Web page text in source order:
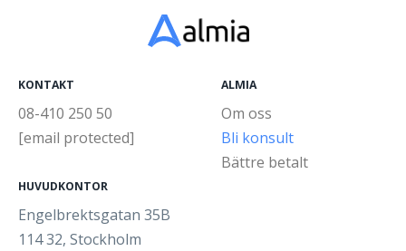
Läkare
KONTAKT
08-410 250 50
[email protected]
HUVUDKONTOR
Engelbrektsgatan 35B
114 32, Stockholm
ALMIA
Om oss
Bli konsult
Bättre betalt